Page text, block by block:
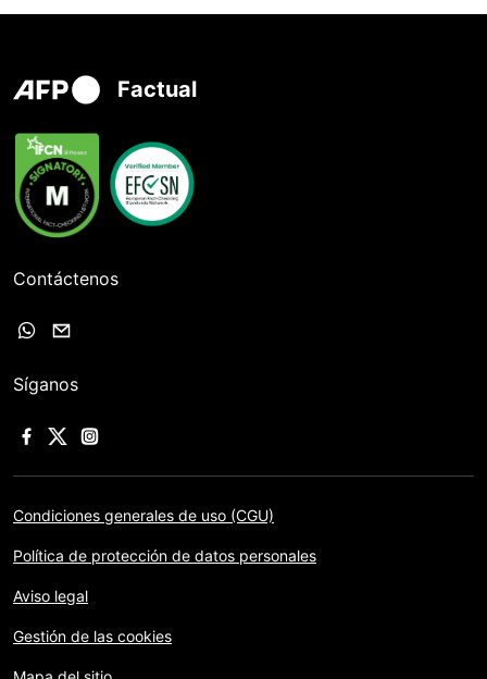
Factual
Contáctenos
Síganos
Condiciones generales de uso (CGU)
Política de protección de datos personales
Aviso legal
Gestión de las cookies